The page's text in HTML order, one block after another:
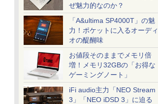
ぜ魅力的なのか？
「A&ultima SP4000T」の魅
力！ポケットに入るオーディ
オの醍醐味
お値段そのままでメモリ倍
増！メモリ32GBの「お得な
ゲーミングノート」
iFi audio主力「NEO Stream
3」「NEO iDSD 3」に迫る